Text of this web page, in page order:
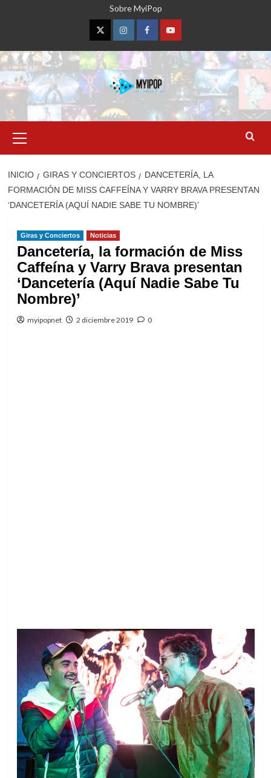
Sobre MyiPop
TwitterInstagramFacebookYouTube
primario
INICIO GIRAS Y CONCIERTOS
DANCETERÍA, LA
FORMACIÓN DE MISS CAFFEÍNA Y VARRY BRAVA PRESENTAN
‘DANCETERÍA (AQUÍ NADIE SABE TU NOMBRE)’
Giras y Conciertos Noticias
Dancetería, la formación de Miss
Caffeína y Varry Brava presentan
‘Dancetería (Aquí Nadie Sabe Tu
Nombre)’
myipopnet 2 diciembre 2019 0